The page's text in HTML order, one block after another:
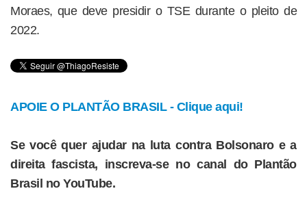
Moraes, que deve presidir o TSE durante o pleito de
2022.
APOIE O PLANTÃO BRASIL - Clique aqui!
Se você quer ajudar na luta contra Bolsonaro e a
direita fascista, inscreva-se no canal do Plantão
Brasil no YouTube.